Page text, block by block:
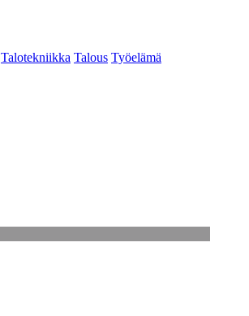
Talotekniikka Talous Työelämä